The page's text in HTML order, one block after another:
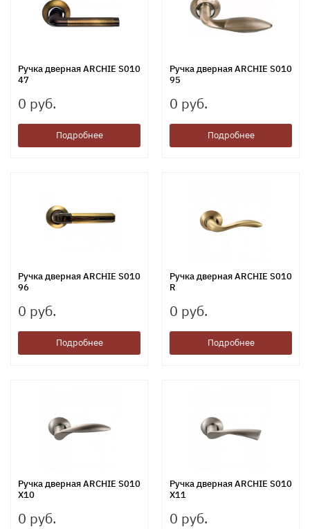
Ручка дверная ARCHIE S010
47
0 руб.
Подробнее
Ручка дверная ARCHIE S010
95
0 руб.
Подробнее
Ручка дверная ARCHIE S010
96
0 руб.
Подробнее
Ручка дверная ARCHIE S010
R
0 руб.
Подробнее
Ручка дверная ARCHIE S010
X10
0 руб.
Ручка дверная ARCHIE S010
X11
0 руб.